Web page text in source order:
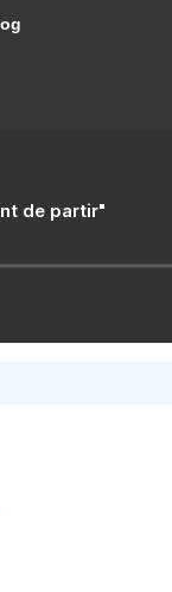
de partir"